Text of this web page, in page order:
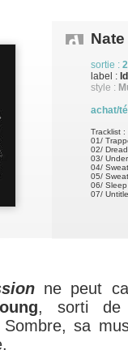
sortie :
label :
style :
achat/
Tracklist :
01/
02/ Dread
03/
04/
05/
06/
07/
ne peut
, sorti
sa